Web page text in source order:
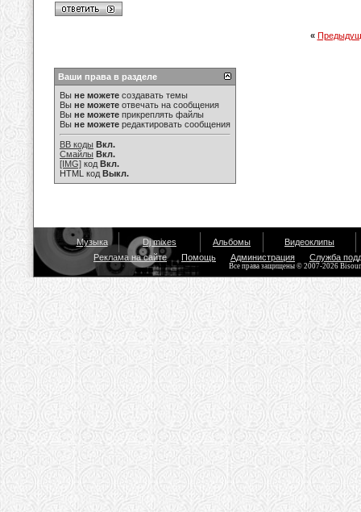
«
Ваши права в разделе
Вы не можете создавать темы
Вы не можете отвечать на сообщения
Вы не можете прикреплять файлы
Вы не можете редактировать сообщения
BB коды Вкл.
Смайлы Вкл.
[IMG] код Вкл.
HTML код Выкл.
Музыка Dj mixes Альбомы
Видеоклипы
Реклама на сайте
Помощь Администрация Служба
Все права защищены © 2007-2026